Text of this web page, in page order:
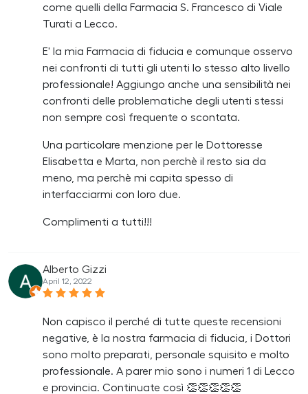
come quelli della Farmacia S. Francesco di Viale
Turati a Lecco.
E' la mia Farmacia di fiducia e comunque osservo
nei confronti di tutti gli utenti lo stesso alto livello
professionale! Aggiungo anche una sensibilità nei
confronti delle problematiche degli utenti stessi
non sempre così frequente o scontata.
Una particolare menzione per le Dottoresse
Elisabetta e Marta, non perchè il resto sia da
meno, ma perchè mi capita spesso di
interfacciarmi con loro due.
Complimenti a tutti!!!
Alberto Gizzi
April 12, 2022
Non capisco il perché di tutte queste recensioni
negative, è la nostra farmacia di fiducia, i Dottori
sono molto preparati, personale squisito e molto
professionale. A parer mio sono i numeri 1 di Lecco
e provincia. Continuate così 👏👏👏👏👏